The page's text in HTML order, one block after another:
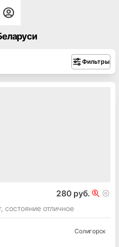
Фильтры
280 руб.
отличное
Солигорск